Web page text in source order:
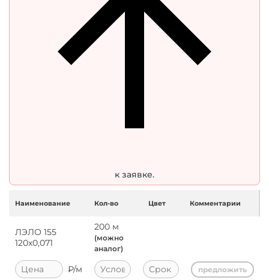
к заявке.
Наименование Кол-во Цвет Комментарии
ЛЭЛО 155
120х0,071
200 м
(можно
аналог)
₽/м предложить